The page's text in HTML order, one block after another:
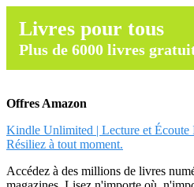
Livres pour tous
Plus de 6000 livres
Offres Amazon
Kindle Unlimited | Lecture et Écoute
Résiliez à tout moment.
Accédez à des millions de livres